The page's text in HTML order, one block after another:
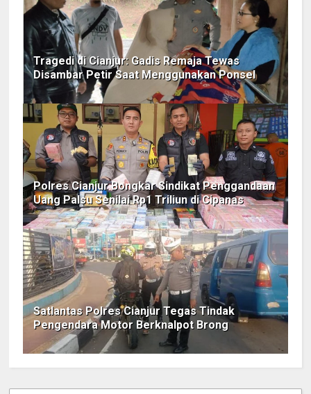
Tragedi di Cianjur: Gadis Remaja Tewas
Disambar Petir Saat Menggunakan Ponsel
Polres Cianjur Bongkar Sindikat Penggandaan
Uang Palsu Senilai Rp1 Triliun di Cipanas
Satlantas Polres Cianjur Tegas Tindak
Pengendara Motor Berknalpot Brong